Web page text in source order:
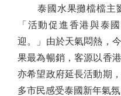
泰國水果攤檔檔主劉
「活動促進香港與泰
迎。」由於天氣悶熱，
果最為暢銷，客源以香
亦希望政府延長活動期
多市民感受泰國新年氣氛